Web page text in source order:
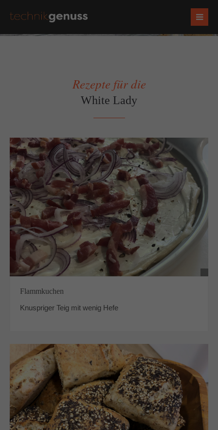
Rezepte für die
White Lady
Flammkuchen
Knuspriger Teig mit wenig Hefe